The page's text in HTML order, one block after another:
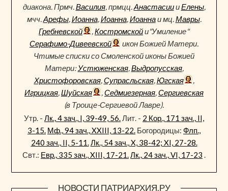
диакона. Прмч.Василия, прмцц.АнастасиииЕлены,
мчч.Арефы,Иоанна,Иоанна,Иоаннаи мц.Мавры.
Гребневской
,Костромскойи"Умиление"
Серафимо-Дивеевской
икон Божией Матери.
Чтимые списки со Смоленской иконы Божией
Матери:Устюженская,Выдропусская,
Христофоровская,Супрасльская,Югская
,
Игрицкая,Шуйская ,Седмиезерная,Сергиевская
(в Троице-Сергиевой Лавре).
Утр. - Лк., 4 зач., I, 39-49, 56.Лит. - 2 Кор., 171 зач., II,
3-15. Мф., 94 зач., XXIII, 13-22. Богородицы: Флп.,
240 зач., II, 5-11.Лк., 54 зач., X, 38-42; XI, 27-28.
Свт.: Евр., 335 зач., XIII, 17-21.Лк., 24 зач., VI, 17-23 .
НОВОСТИ ПАТРИАРХИЯ.РУ